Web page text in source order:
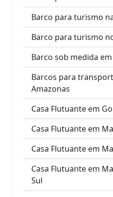
Barco para turismo
Barco para turismo
Barco sob medida
Barcos para
Amazonas
Casa Flutuante em
Casa Flutuante em
Casa Flutuante em
Casa Flutuante em
Sul